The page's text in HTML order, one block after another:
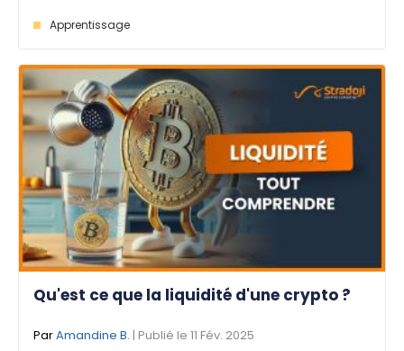
Apprentissage
Qu'est ce que la liquidité d'une crypto ?
ParAmandine B. | Publié le 11 Fév. 2025